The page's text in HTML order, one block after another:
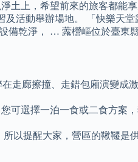
上，希望前來的旅客都能
活動舉辦場地。 「快樂天
備乾淨， … 虂櫿嶇位於臺東
走廊擦撞、走錯包廂演變成
可選擇一泊一食或二食方案
以提醒大家，營區的鞦韆是